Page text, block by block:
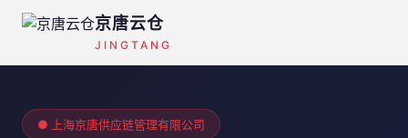
京唐云仓
JINGTANG
● 上海京唐供应链管理有限公司